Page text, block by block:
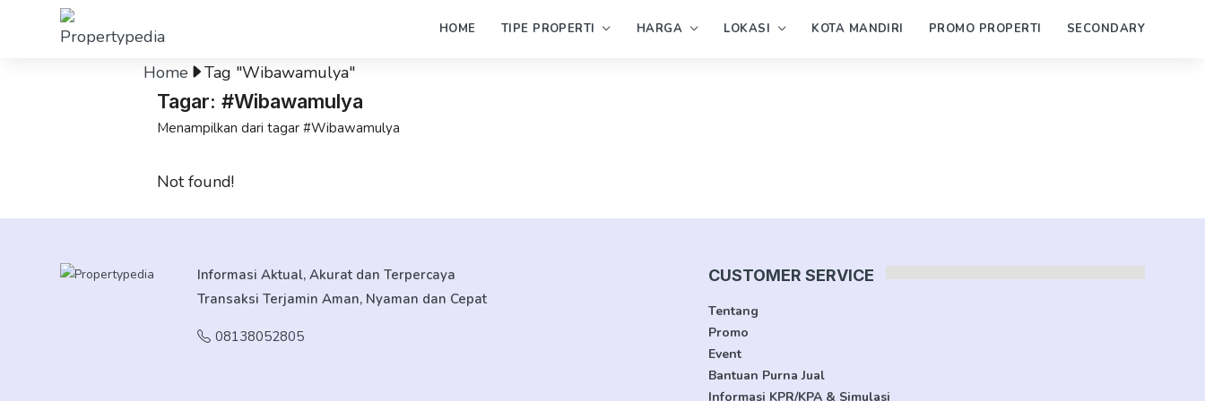
HOME TIPE PROPERTI HARGA LOKASI KOTA MANDIRI PROMO PROPERTI SECONDARY
Home Tag "Wibawamulya"
Tagar: #Wibawamulya
Menampilkan dari tagar #Wibawamulya
Not found!
Informasi Aktual, Akurat dan Terpercaya
Transaksi Terjamin Aman, Nyaman dan Cepat
08138052805
CUSTOMER SERVICE
Tentang
Promo
Event
Bantuan Purna Jual
Informasi KPR/KPA & Simulasi